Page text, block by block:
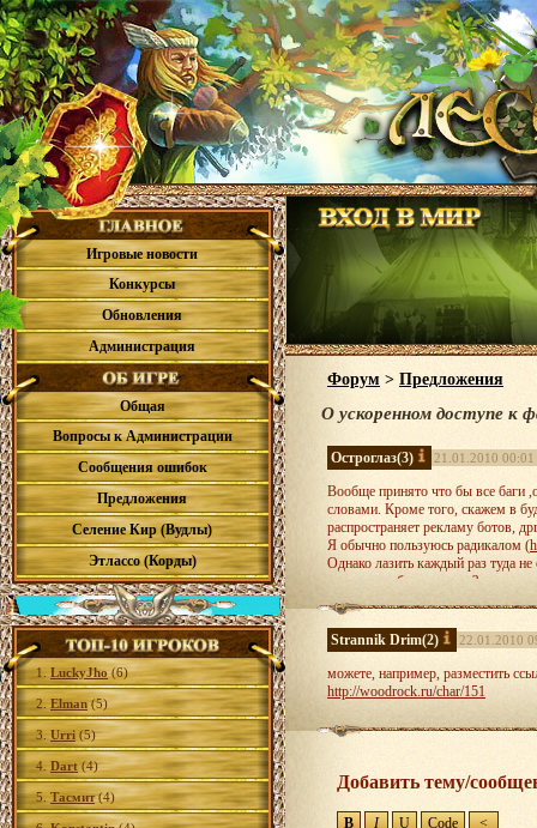
Игровые новости
Конкурсы
Обновления
Администрация
Общая
Вопросы к Администрации
Сообщения ошибок
Предложения
Селение Кир (Вудлы)
Этлассо (Корды)
1. LuckyJho (6)
2. Elman(5)
3. Urri (5)
4. Dart (4)
5. Тасмит(4)
Форум > Предложения
О ускоренном доступе к
Остроглаз(3) 21.01.2010 00:01
Вообще принято что бы все баги
словами. Кроме того, скажем в
распространяет рекламу ботов,
Я обычно пользуюсь радикалом (
Однако лазить каждый раз туда
панеле атрибутов текста?
http://radikal.ru/F/s004.radikal.ru/
Strannik Drim(2) 22.01.2010
можете, например, разместить
http://woodrock.ru/char/151
Добавить тему/